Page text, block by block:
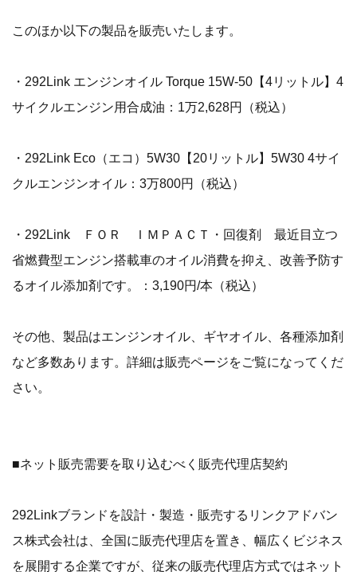
このほか以下の製品を販売いたします。
・292Link エンジンオイル Torque 15W-50【4リットル】4
サイクルエンジン用合成油：1万2,628円（税込）
・292Link Eco（エコ）5W30【20リットル】5W30 4サイ
クルエンジンオイル：3万800円（税込）
・292Link ＦＯＲ ＩＭＰＡＣＴ・回復剤 最近目立つ
省燃費型エンジン搭載車のオイル消費を抑え、改善予防す
るオイル添加剤です。：3,190円/本（税込）
その他、製品はエンジンオイル、ギヤオイル、各種添加剤
など多数あります。詳細は販売ページをご覧になってくだ
さい。
■ネット販売需要を取り込むべく販売代理店契約
292Linkブランドを設計・製造・販売するリンクアドバン
ス株式会社は、全国に販売代理店を置き、幅広くビジネス
を展開する企業ですが、従来の販売代理店方式ではネット